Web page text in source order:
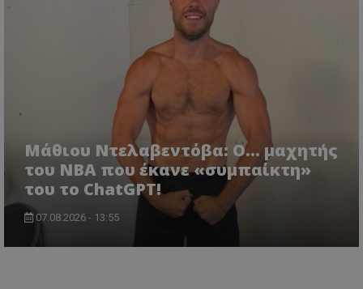
Μάθιου Ντελαβεντόβα: Ο… μαχητής
του NBA που έκανε «συμπαίκτη»
του το ChatGPT!
07.08.2026 - 13:55